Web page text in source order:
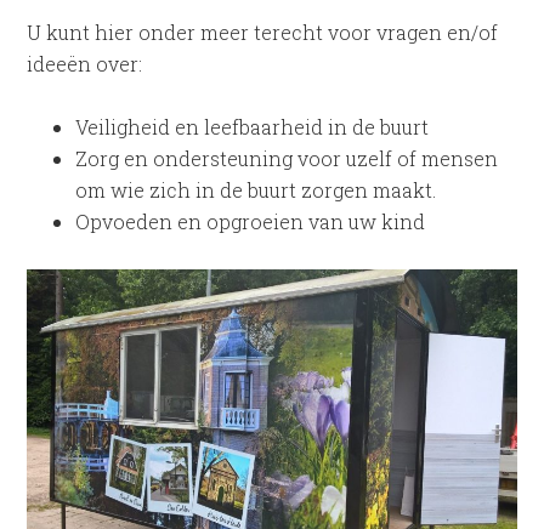
U kunt hier onder meer terecht voor vragen en/of
ideeën over:
Veiligheid en leefbaarheid in de buurt
Zorg en ondersteuning voor uzelf of mensen
om wie zich in de buurt zorgen maakt.
Opvoeden en opgroeien van uw kind